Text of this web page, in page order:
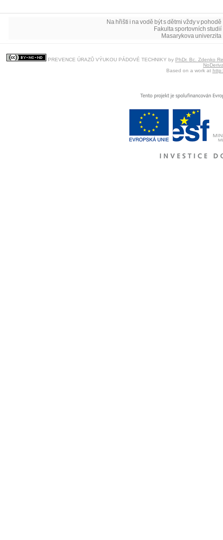
Na hřišti i na vodě být s dětmi vždy v pohodě
Fakulta sportovních studií
Masarykova univerzita
PREVENCE ÚRAZŮ VÝUKOU PÁDOVÉ TECHNIKY by PhDr. Bc. Zdenko
Based on a work at